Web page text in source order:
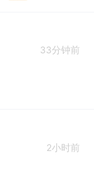
33分钟前
2小时前